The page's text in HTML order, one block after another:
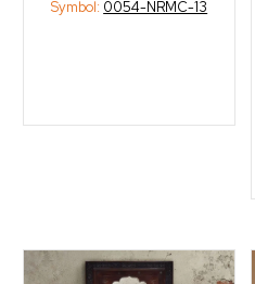
Symbol: 0054-NRMC-13